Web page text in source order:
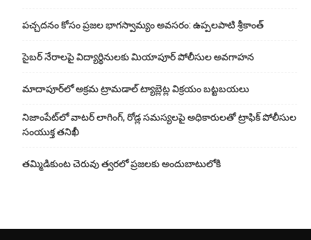
పచ్చదనం కోసం ప్రజల భాగస్వామ్యం అవసరం: ఉప్పలపాటి శ్రీకాంత్
సైబర్ నేరాలపై విద్యార్థినులకు మియాపూర్ పోలీసుల అవగాహన
మాదాపూర్‌లో అక్రమ ట్రామడాల్ ట్యాబ్లెట్ల విక్రయం బట్టబయలు
నిజాంపేట్‌లో వాటర్ లాగింగ్, రోడ్ల సమస్యలపై అధికారులతో ట్రాఫిక్ పోలీసుల
సంయుక్త తనిఖీ
తమ్మిడికుంట చెరువు త్వరలో ప్రజలకు అందుబాటులోకి